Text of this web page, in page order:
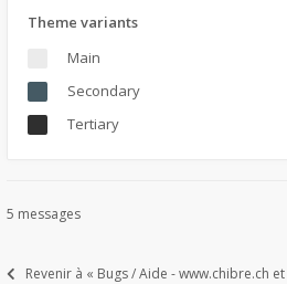
Theme variants
Main
Secondary
Tertiary
5 messages
Revenir à « Bugs / Aide - www.chibre.ch